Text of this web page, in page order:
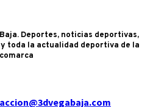
Deportes, noticias deportivas,
toda la actualidad deportiva de la
comarca